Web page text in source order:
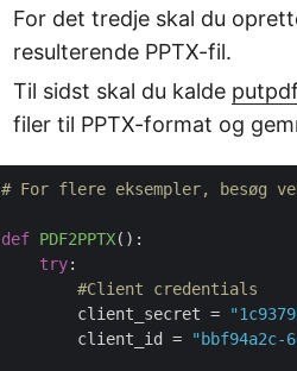
For det tredje skal du
resulterende PPTX-fil.
Til sidst skal du kalde
filer til PPTX-format og
# For flere eksempler, besøg
def PDF2PPTX():
try:
#Client credentials
        client_secret =
        client_id =
"bbf94a2c-